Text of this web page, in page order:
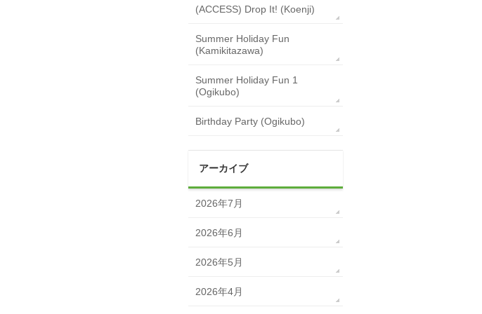
(ACCESS) Drop It! (Koenji)
Summer Holiday Fun
(Kamikitazawa)
Summer Holiday Fun 1
(Ogikubo)
Birthday Party (Ogikubo)
アーカイブ
2026年7月
2026年6月
2026年5月
2026年4月